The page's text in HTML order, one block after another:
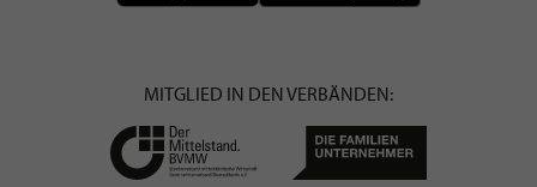
MITGLIED IN DEN VERBÄNDEN: